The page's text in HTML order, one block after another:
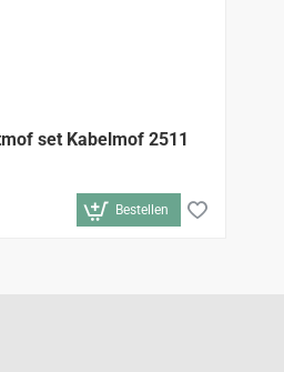
set Kabelmof 2511
Bestellen